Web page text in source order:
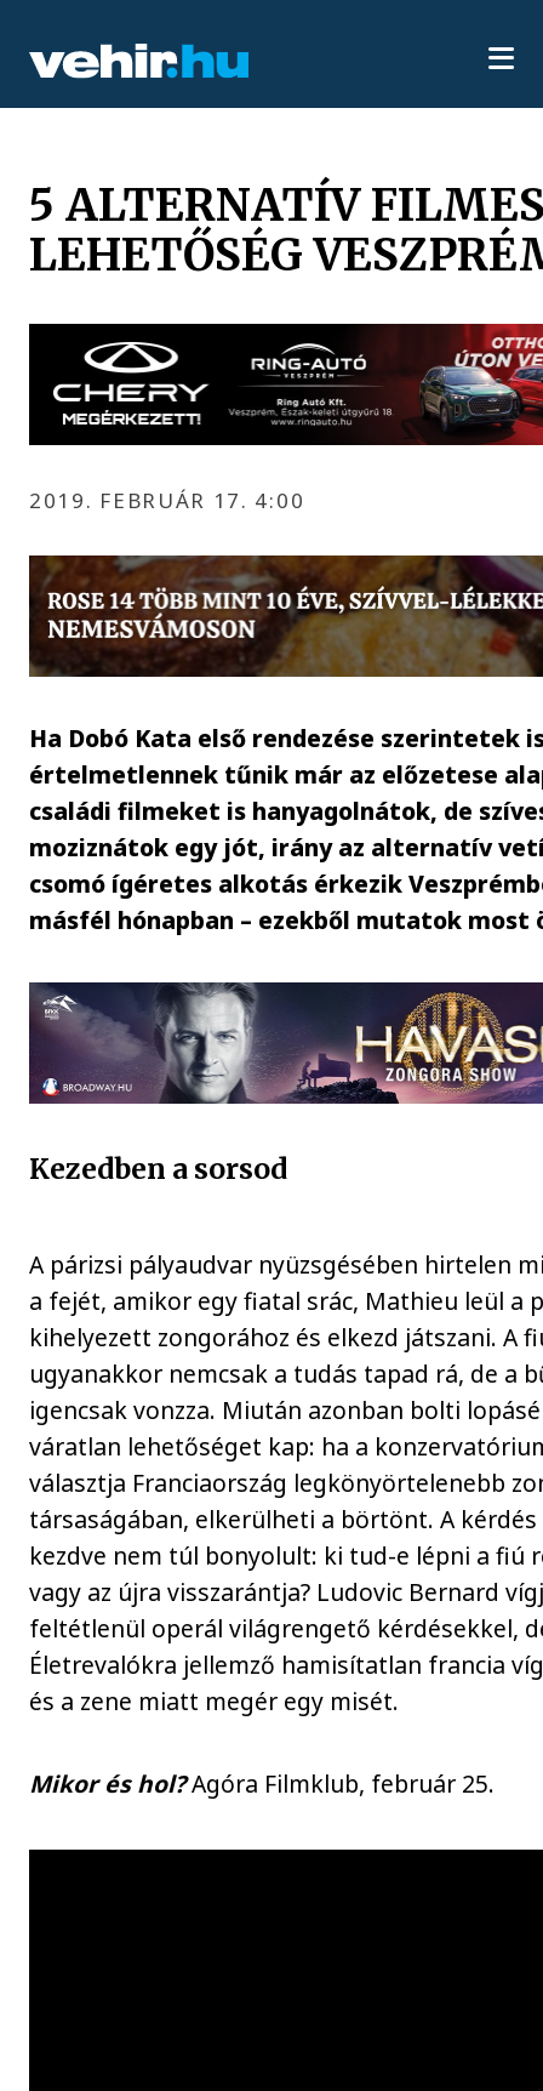
5 ALTERNATÍV
LEHETŐSÉG
2019. FEBRUÁR 17. 4:00
Ha Dobó Kata első rendezése szerintetek
értelmetlennek tűnik már az előzetese
családi filmeket is hanyagolnátok, de
moziznátok egy jót, irány az alternatív
csomó ígéretes alkotás érkezik
másfél hónapban – ezekből mutatok most
Kezedben a sorsod
A párizsi pályaudvar nyüzsgésében hirtelen
a fejét, amikor egy fiatal srác, Mathieu leül a
kihelyezett zongorához és elkezd játszani. A
ugyanakkor nemcsak a tudás tapad rá, de a
igencsak vonzza. Miután azonban bolti
váratlan lehetőséget kap: ha a
választja Franciaország legkönyörtelenebb
társaságában, elkerülheti a börtönt. A
kezdve nem túl bonyolult: ki tud-e lépni a fiú
vagy az újra visszarántja? Ludovic Bernard
feltétlenül operál világrengető kérdésekkel,
Életrevalókra jellemző hamisítatlan francia
és a zene miatt megér egy misét.
Mikor és hol?Agóra Filmklub, február 25.